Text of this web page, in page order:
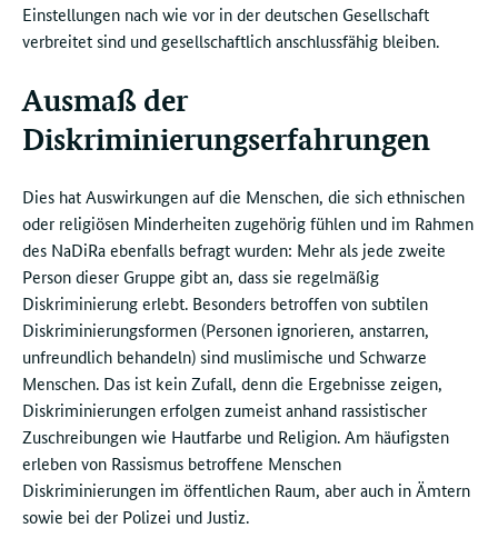
Einstellungen nach wie vor in der deutschen Gesellschaft
verbreitet sind und gesellschaftlich anschlussfähig bleiben.
Ausmaß der
Diskriminierungserfahrungen
Dies hat Auswirkungen auf die Menschen, die sich ethnischen
oder religiösen Minderheiten zugehörig fühlen und im Rahmen
des NaDiRa ebenfalls befragt wurden: Mehr als jede zweite
Person dieser Gruppe gibt an, dass sie regelmäßig
Diskriminierung erlebt. Besonders betroffen von subtilen
Diskriminierungsformen (Personen ignorieren, anstarren,
unfreundlich behandeln) sind muslimische und Schwarze
Menschen. Das ist kein Zufall, denn die Ergebnisse zeigen,
Diskriminierungen erfolgen zumeist anhand rassistischer
Zuschreibungen wie Hautfarbe und Religion. Am häufigsten
erleben von Rassismus betroffene Menschen
Diskriminierungen im öffentlichen Raum, aber auch in Ämtern
sowie bei der Polizei und Justiz.